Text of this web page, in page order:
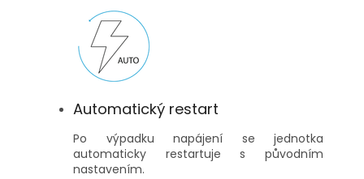
Automatický restart
Po výpadku napájení se jednotka
automaticky restartuje s původním
nastavením.